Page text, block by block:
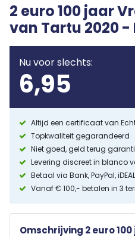
2 euro 100 jaar
van Tartu 2020 -
Nu voor slechts:
6,95
Altijd een certificaat van
Topkwaliteit gegarandeerd
Niet goed, geld terug
Levering discreet in blanco
Betaal via Bank, PayPal,
Vanaf € 100,- betalen in 3
Omschrijving 2 euro